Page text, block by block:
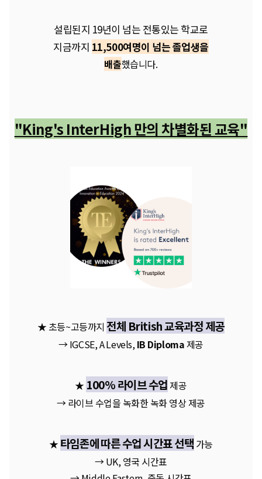
설립된지 19년이 넘는 전통있는 학교로
지금까지 11,500여명이 넘는 졸업생을
배출했습니다.
"King's InterHigh 만의 차별화된 교육"
★ 초등~고등까지 전체 British 교육과정 제공
→ IGCSE, A Levels,IB Diploma제공
★ 100% 라이브 수업제공
→ 라이브 수업을 녹화한 녹화 영상 제공
★ 타임존에 따른 수업 시간표 선택 가능
→ UK, 영국 시간표